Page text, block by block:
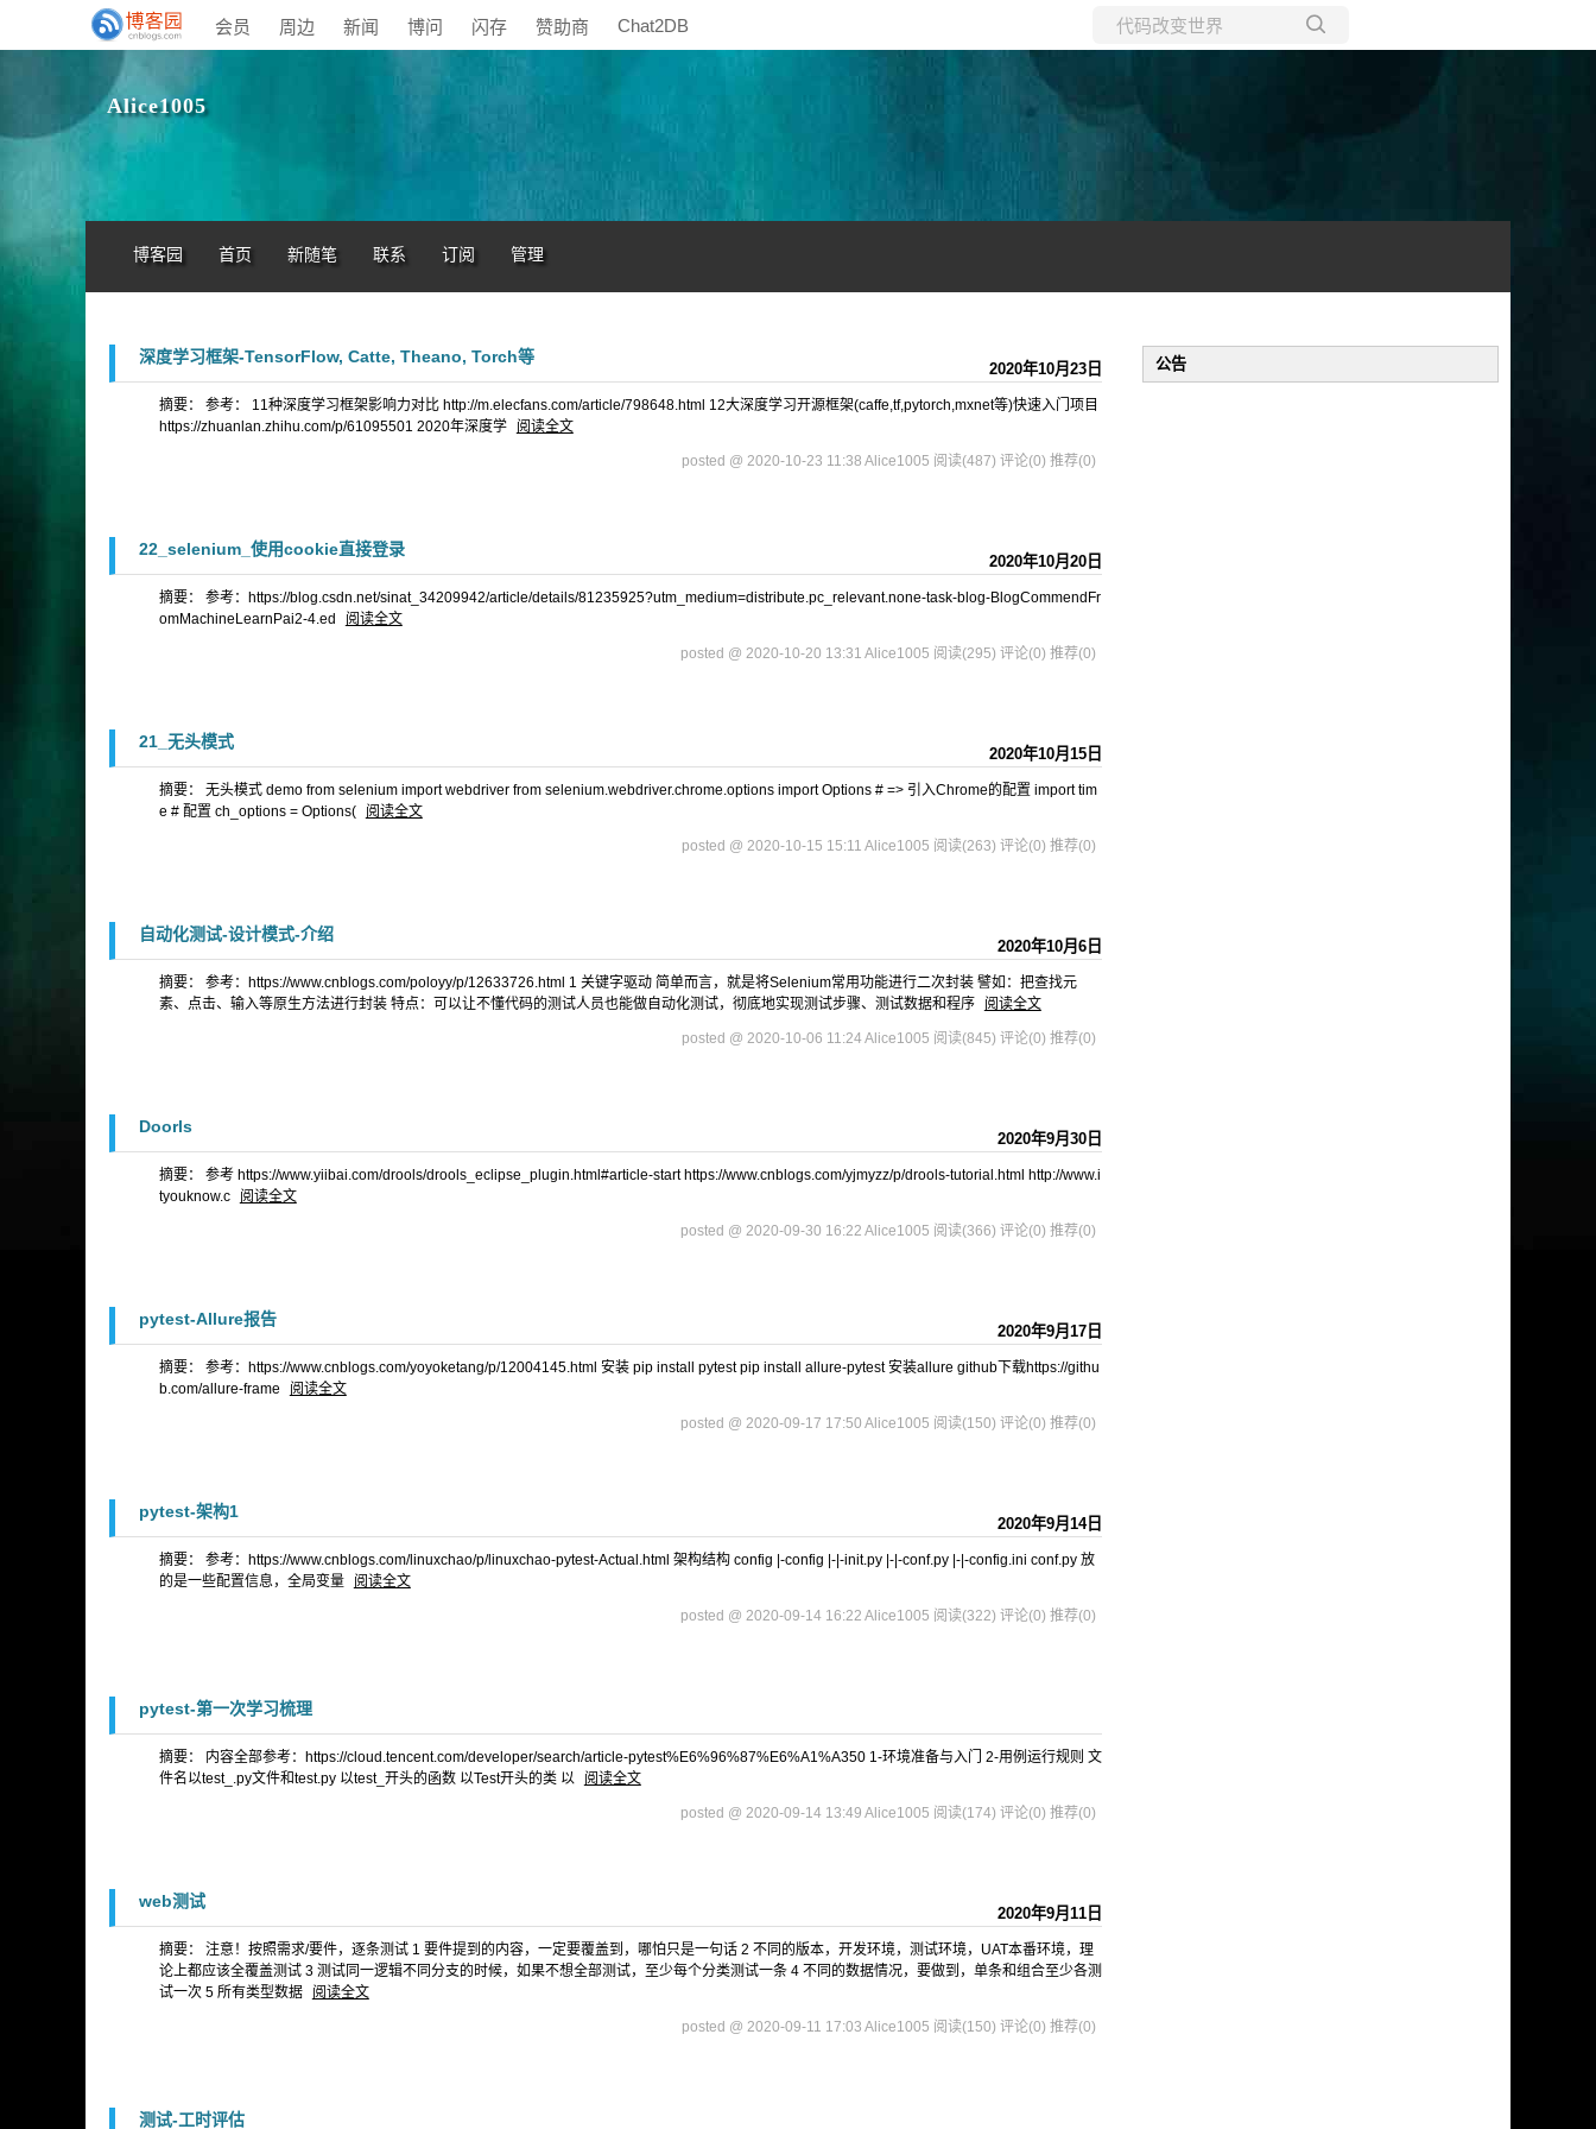
会员 周边 新闻 博问 闪存 赞助商 Chat2DB
Alice1005
博客园 首页 新随笔 联系 订阅 管理
2020年10月23日
深度学习框架-TensorFlow, Catte, Theano, Torch等
摘要： 参考： 11种深度学习框架影响力对比 http://m.elecfans.com/article/798648.html 12大深度学习开源框架(caffe,tf,pytorch,mxnet等)快速入门项目
https://zhuanlan.zhihu.com/p/61095501 2020年深度学
阅读全文
posted @ 2020-10-23 11:38 Alice1005 阅读(487) 评论(0) 推荐(0)
2020年10月20日
22_selenium_使用cookie直接登录
摘要： 参考：https://blog.csdn.net/sinat_34209942/article/details/81235925?utm_medium=distribute.pc_relevant.none-task-blog-BlogCommendFr
omMachineLearnPai2-4.ed
阅读全文
posted @ 2020-10-20 13:31 Alice1005 阅读(295) 评论(0) 推荐(0)
2020年10月15日
21_无头模式
摘要： 无头模式 demo from selenium import webdriver from selenium.webdriver.chrome.options import Options # => 引入Chrome的配置 import tim
e # 配置 ch_options = Options(
阅读全文
posted @ 2020-10-15 15:11 Alice1005 阅读(263) 评论(0) 推荐(0)
2020年10月6日
自动化测试-设计模式-介绍
摘要： 参考：https://www.cnblogs.com/poloyy/p/12633726.html 1 关键字驱动 简单而言，就是将Selenium常用功能进行二次封装 譬如：把查找元
素、点击、输入等原生方法进行封装 特点：可以让不懂代码的测试人员也能做自动化测试，彻底地实现测试步骤、测试数据和程序
阅读全文
posted @ 2020-10-06 11:24 Alice1005 阅读(845) 评论(0) 推荐(0)
2020年9月30日
Doorls
摘要： 参考 https://www.yiibai.com/drools/drools_eclipse_plugin.html#article-start https://www.cnblogs.com/yjmyzz/p/drools-tutorial.html http://www.i
tyouknow.c
阅读全文
posted @ 2020-09-30 16:22 Alice1005 阅读(366) 评论(0) 推荐(0)
2020年9月17日
pytest-Allure报告
摘要： 参考：https://www.cnblogs.com/yoyoketang/p/12004145.html 安装 pip install pytest pip install allure-pytest 安装allure github下载https://githu
b.com/allure-frame
阅读全文
posted @ 2020-09-17 17:50 Alice1005 阅读(150) 评论(0) 推荐(0)
2020年9月14日
pytest-架构1
摘要： 参考：https://www.cnblogs.com/linuxchao/p/linuxchao-pytest-Actual.html 架构结构 config |-config |-|-init.py |-|-conf.py |-|-config.ini conf.py 放
的是一些配置信息，全局变量
阅读全文
posted @ 2020-09-14 16:22 Alice1005 阅读(322) 评论(0) 推荐(0)
pytest-第一次学习梳理
摘要： 内容全部参考：https://cloud.tencent.com/developer/search/article-pytest%E6%96%87%E6%A1%A350 1-环境准备与入门 2-用例运行规则 文
件名以test_.py文件和test.py 以test_开头的函数 以Test开头的类 以
阅读全文
posted @ 2020-09-14 13:49 Alice1005 阅读(174) 评论(0) 推荐(0)
2020年9月11日
web测试
摘要： 注意！按照需求/要件，逐条测试 1 要件提到的内容，一定要覆盖到，哪怕只是一句话 2 不同的版本，开发环境，测试环境，UAT本番环境，理
论上都应该全覆盖测试 3 测试同一逻辑不同分支的时候，如果不想全部测试，至少每个分类测试一条 4 不同的数据情况，要做到，单条和组合至少各测
试一次 5 所有类型数据
阅读全文
posted @ 2020-09-11 17:03 Alice1005 阅读(150) 评论(0) 推荐(0)
测试-工时评估
公告